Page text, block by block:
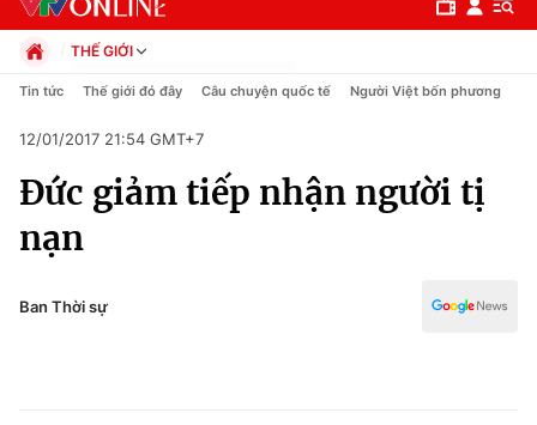
Chuyên mục
Chính trị
THẾ GIỚI
Chính trị
Pháp luật
Kinh tế
Thể thao
Truyền hình
Y tế
Tin tức Thế giới đó đây Câu chuyện quốc tế Người Việt bốn phương
12/01/2017 21:54 GMT+7
Đức giảm tiếp nhận người tị
nạn
Ban Thời sự